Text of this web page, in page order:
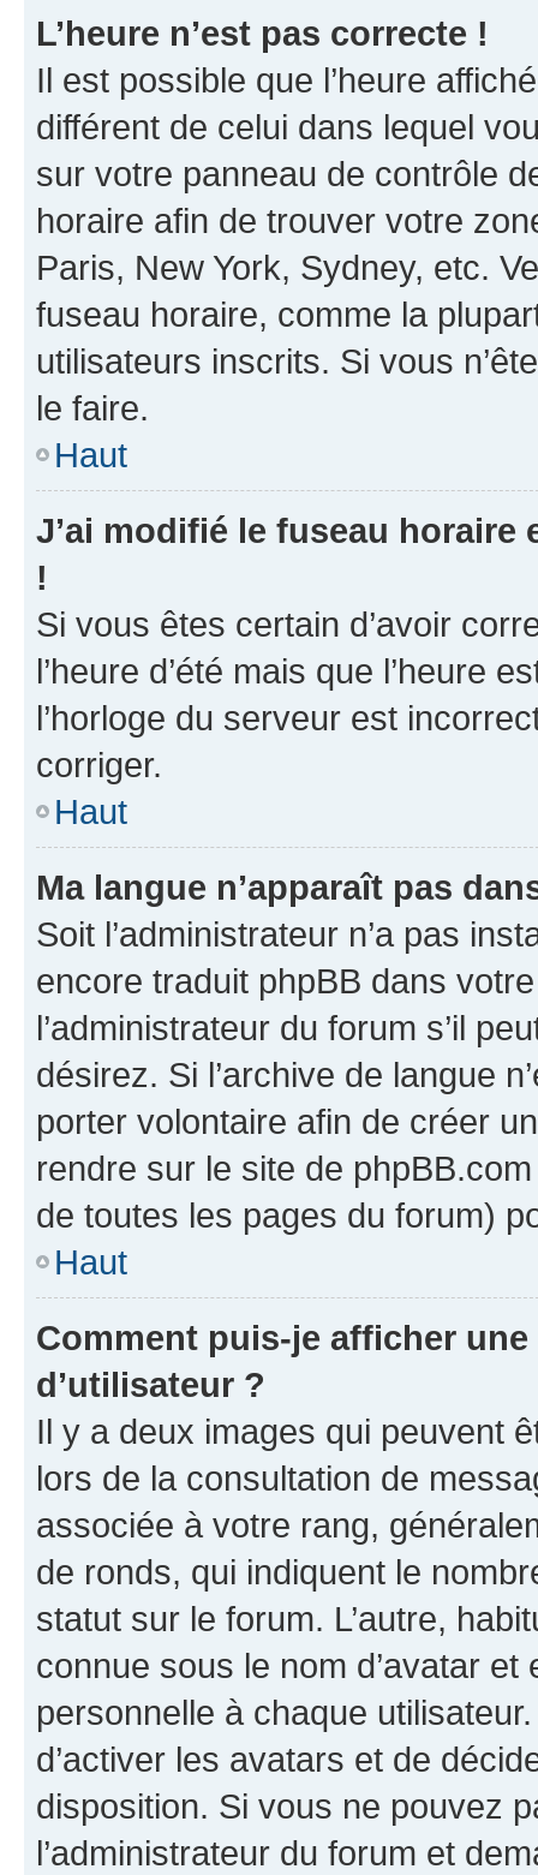
L’heure n’est pas correcte !
Il est possible que l’heure
différent de celui dans lequel
sur votre panneau de contrôle
horaire afin de trouver votre
Paris, New York, Sydney, etc.
fuseau horaire, comme la
utilisateurs inscrits. Si vous
le faire.
Haut
J’ai modifié le fuseau horaire
!
Si vous êtes certain d’avoir
l’heure d’été mais que l’heure
l’horloge du serveur est
corriger.
Haut
Ma langue n’apparaît pas
Soit l’administrateur n’a pas
encore traduit phpBB dans
l’administrateur du forum s’il
désirez. Si l’archive de langue
porter volontaire afin de créer
rendre sur le site de
de toutes les pages du forum)
Haut
Comment puis-je afficher
d’utilisateur ?
Il y a deux images qui peuvent
lors de la consultation de
associée à votre rang,
de ronds, qui indiquent le
statut sur le forum. L’autre,
connue sous le nom d’avatar
personnelle à chaque
d’activer les avatars et de
disposition. Si vous ne pouvez
l’administrateur du forum et